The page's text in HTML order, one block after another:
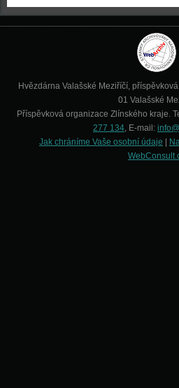
Hvězdárna Valašské Meziříčí,
01 Valašské
Příspěvková organizace Zlínského kraje.
277 134, E-mail:
Jak chráníme Vaše osobní údaje